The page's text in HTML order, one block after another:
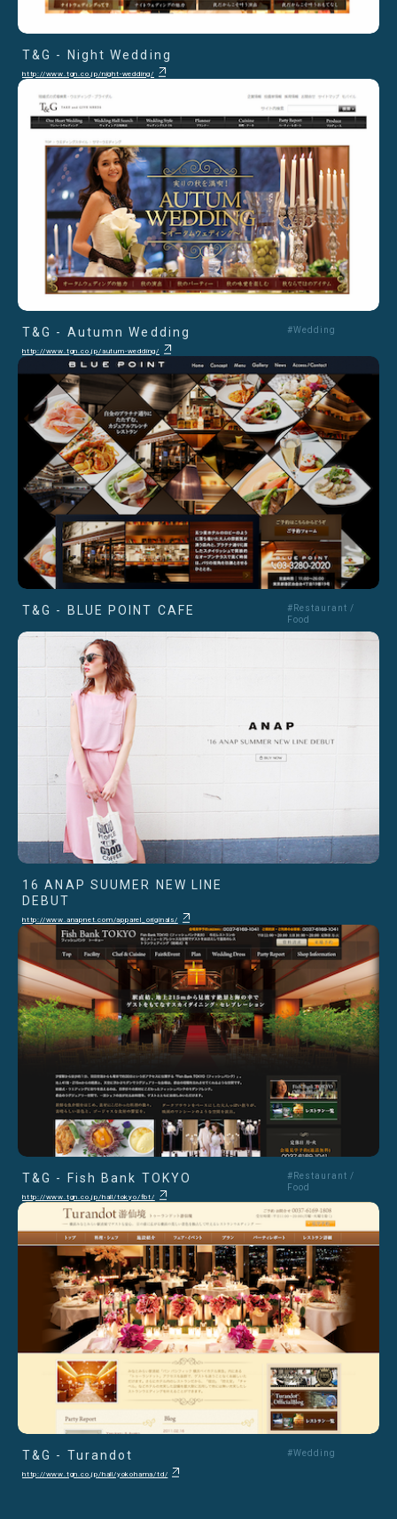
T&G - Night Wedding
http://www.tgn.co.jp/night-wedding/
T&G - Autumn Wedding
http://www.tgn.co.jp/autum-wedding/
#Wedding
T&G - BLUE POINT CAFE
#Restaurant /
Food
16 ANAP SUUMER NEW LINE
DEBUT
http://www.anapnet.com/apparel_originals/
T&G - Fish Bank TOKYO
http://www.tgn.co.jp/hall/tokyo/fbt/
#Restaurant /
Food
T&G - Turandot
http://www.tgn.co.jp/hall/yokohama/td/
#Wedding